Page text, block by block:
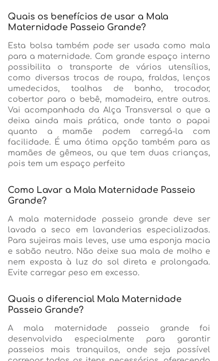
Quais os benefícios de usar a Mala
Maternidade Passeio Grande?
Esta bolsa também pode ser usada como mala
para a maternidade. Com grande espaço interno
possibilita o transporte de vários utensílios,
como diversas trocas de roupa, fraldas, lenços
umedecidos, toalhas de banho, trocador,
cobertor para o bebê, mamadeira, entre outros.
Vai acompanhada da Alça Transversal o que a
deixa ainda mais prática, onde tanto o papai
quanto a mamãe podem carregá-la com
facilidade. É uma ótima opção também para as
mamães de gêmeos, ou que tem duas crianças,
pois tem um espaço perfeito
Como Lavar a Mala Maternidade Passeio
Grande?
A mala maternidade passeio grande deve ser
lavada a seco em lavanderias especializadas.
Para sujeiras mais leves, use uma esponja macia
e sabão neutro. Não deixe sua mala de molho e
nem exposta à luz do sol direta e prolongada.
Evite carregar peso em excesso.
Quais o diferencial Mala Maternidade
Passeio Grande?
A mala maternidade passeio grande foi
desenvolvida especialmente para garantir
passeios mais tranquilos, onde seja possível